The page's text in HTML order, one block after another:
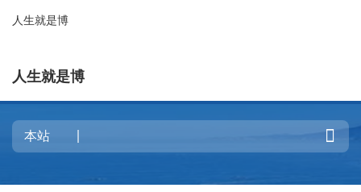
人生就是博
人生就是博
